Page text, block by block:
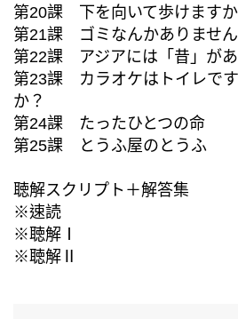
第20課 下を向いて歩けますか
第21課 ゴミなんかありません
第22課 アジアには「昔」があ
第23課 カラオケはトイレで
か？
第24課 たったひとつの命
第25課 とうふ屋のとうふ
聴解スクリプト＋解答集
※速読
※聴解Ⅰ
※聴解Ⅱ